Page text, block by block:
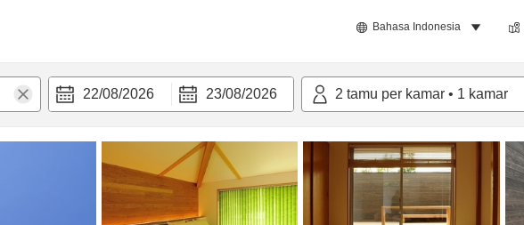
Bahasa Indonesia
22/08/2026 23/08/2026 2 tamu per kamar • 1 kamar